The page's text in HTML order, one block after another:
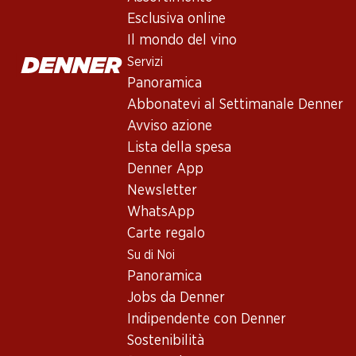
Esclusiva online
Il mondo del vino
Servizi
Panoramica
Abbonatevi al Settimanale Denner
Avviso azione
Lista della spesa
Denner App
Newsletter
WhatsApp
Carte regalo
Su di Noi
Panoramica
Jobs da Denner
Indipendente con Denner
Sostenibilità
L’Assemblaggio - la